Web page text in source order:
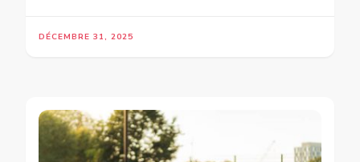
DÉCEMBRE 31, 2025